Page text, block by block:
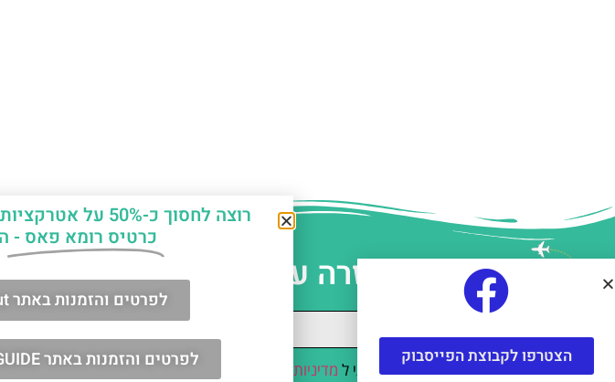
עזרה עם תכנון החופשה
קראתי והסכמתי ל מדיניות הפרטיות מאשר/ת קבלת דיוור
הצטרפו לקבוצת הפייסבוק
רוצה לחסוך כ-50% על אטרקציות ואתרי תיירות כולל תחב"צ חינם?
כרטיס רומא פאס -
לפרטים והזמנות באתר Headout הקליקו עליי
לפרטים והזמנות באתר GET YOUR GUIDE הקליקו עליי